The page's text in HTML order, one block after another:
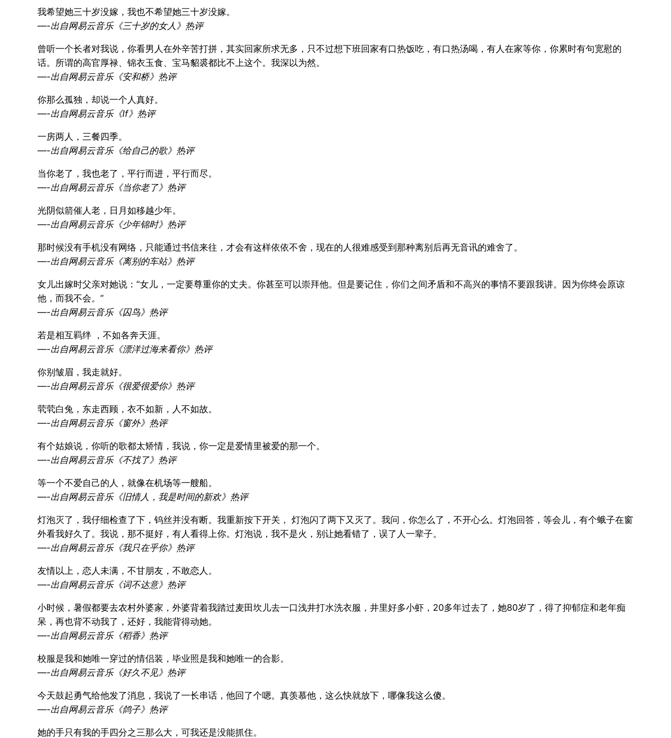
我希望她三十岁没嫁，我也不希望她三十岁没嫁。
—-出自网易云音乐《三十岁的女人》热评
曾听一个长者对我说，你看男人在外辛苦打拼，其实回家所求无多，只不过想下班回家有口热饭吃，有口热汤喝，有人在家等你，你累时有句宽慰的
话。所谓的高官厚禄、锦衣玉食、宝马貂裘都比不上这个。我深以为然。
—-出自网易云音乐《安和桥》热评
你那么孤独，却说一个人真好。
—-出自网易云音乐《If》热评
一房两人，三餐四季。
—-出自网易云音乐《给自己的歌》热评
当你老了，我也老了，平行而进，平行而尽。
—-出自网易云音乐《当你老了》热评
光阴似箭催人老，日月如移越少年。
—-出自网易云音乐《少年锦时》热评
那时候没有手机没有网络，只能通过书信来往，才会有这样依依不舍，现在的人很难感受到那种离别后再无音讯的难舍了。
—-出自网易云音乐《离别的车站》热评
女儿出嫁时父亲对她说：“女儿，一定要尊重你的丈夫。你甚至可以崇拜他。但是要记住，你们之间矛盾和不高兴的事情不要跟我讲。因为你终会原谅
他，而我不会。”
—-出自网易云音乐《囚鸟》热评
若是相互羁绊 ，不如各奔天涯。
—-出自网易云音乐《漂洋过海来看你》热评
你别皱眉，我走就好。
—-出自网易云音乐《很爱很爱你》热评
茕茕白兔，东走西顾，衣不如新，人不如故。
—-出自网易云音乐《窗外》热评
有个姑娘说，你听的歌都太矫情，我说，你一定是爱情里被爱的那一个。
—-出自网易云音乐《不找了》热评
等一个不爱自己的人，就像在机场等一艘船。
—-出自网易云音乐《旧情人，我是时间的新欢》热评
灯泡灭了，我仔细检查了下，钨丝并没有断。我重新按下开关， 灯泡闪了两下又灭了。我问，你怎么了，不开心么。灯泡回答，等会儿，有个蛾子在窗
外看我好久了。我说，那不挺好，有人看得上你。灯泡说，我不是火，别让她看错了，误了人一辈子。
—-出自网易云音乐《我只在乎你》热评
友情以上，恋人未满，不甘朋友，不敢恋人。
—-出自网易云音乐《词不达意》热评
小时候，暑假都要去农村外婆家，外婆背着我踏过麦田坎儿去一口浅井打水洗衣服，井里好多小虾，20多年过去了，她80岁了，得了抑郁症和老年痴
呆，再也背不动我了，还好，我能背得动她。
—-出自网易云音乐《稻香》热评
校服是我和她唯一穿过的情侣装，毕业照是我和她唯一的合影。
—-出自网易云音乐《好久不见》热评
今天鼓起勇气给他发了消息，我说了一长串话，他回了个嗯。真羡慕他，这么快就放下，哪像我这么傻。
—-出自网易云音乐《鸽子》热评
她的手只有我的手四分之三那么大，可我还是没能抓住。